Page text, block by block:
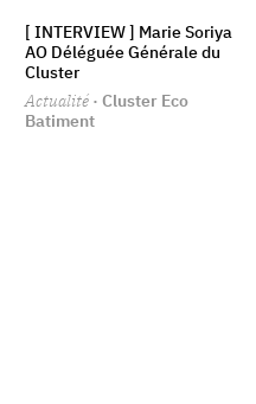
[ INTERVIEW ] Marie Soriya
AO Déléguée Générale du
Cluster
Actualité · Cluster Eco
Batiment